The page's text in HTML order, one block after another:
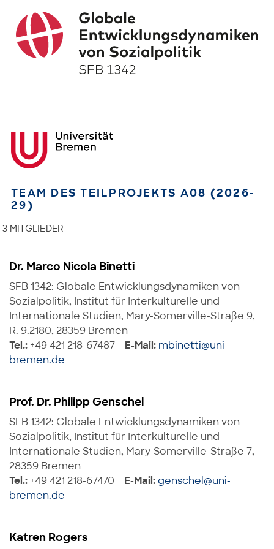
TEAM DES TEILPROJEKTS A08 (2026-
29)
3 MITGLIEDER
Dr. Marco Nicola Binetti
SFB 1342: Globale Entwicklungsdynamiken von
Sozialpolitik, Institut für Interkulturelle und
Internationale Studien, Mary-Somerville-Straße 9,
R. 9.2180, 28359 Bremen
Tel.: +49 421 218-67487 E-Mail: mbinetti@uni-
bremen.de
Prof. Dr. Philipp Genschel
SFB 1342: Globale Entwicklungsdynamiken von
Sozialpolitik, Institut für Interkulturelle und
Internationale Studien, Mary-Somerville-Straße 7,
28359 Bremen
Tel.: +49 421 218-67470 E-Mail:genschel@uni-
bremen.de
Katren Rogers